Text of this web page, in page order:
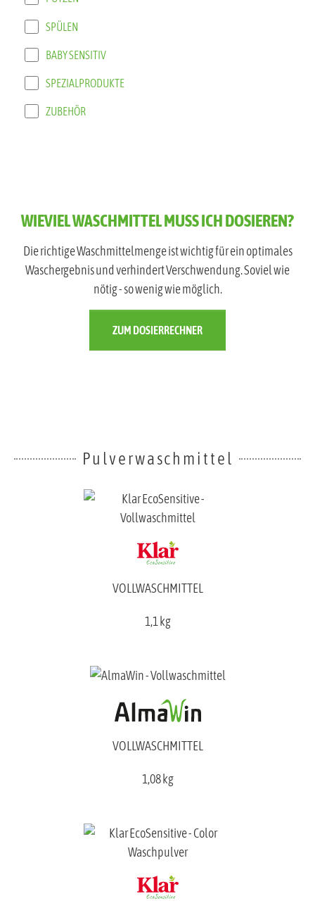
SPÜLEN
BABY SENSITIV
SPEZIALPRODUKTE
ZUBEHÖR
WIEVIEL WASCHMITTEL MUSS ICH DOSIEREN?
Die richtige Waschmittelmenge ist wichtig für ein optimales
Waschergebnis und verhindert Verschwendung. Soviel wie
nötig - so wenig wie möglich.
ZUM DOSIERRECHNER
Pulverwaschmittel
VOLLWASCHMITTEL
1,1 kg
VOLLWASCHMITTEL
1,08 kg